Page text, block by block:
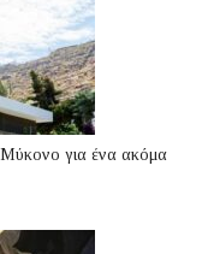
για ένα ακόμα